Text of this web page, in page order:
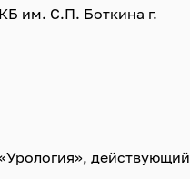
им. С.П. Боткина г.
действующий